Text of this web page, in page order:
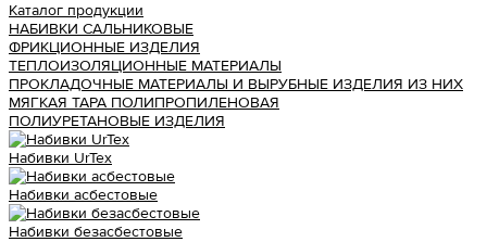
Каталог продукции
НАБИВКИ САЛЬНИКОВЫЕ
ФРИКЦИОННЫЕ ИЗДЕЛИЯ
ТЕПЛОИЗОЛЯЦИОННЫЕ МАТЕРИАЛЫ
ПРОКЛАДОЧНЫЕ МАТЕРИАЛЫ И ВЫРУБНЫЕ ИЗДЕЛИЯ ИЗ НИХ
МЯГКАЯ ТАРА ПОЛИПРОПИЛЕНОВАЯ
ПОЛИУРЕТАНОВЫЕ ИЗДЕЛИЯ
Набивки UrTex
Набивки асбестовые
Набивки безасбестовые